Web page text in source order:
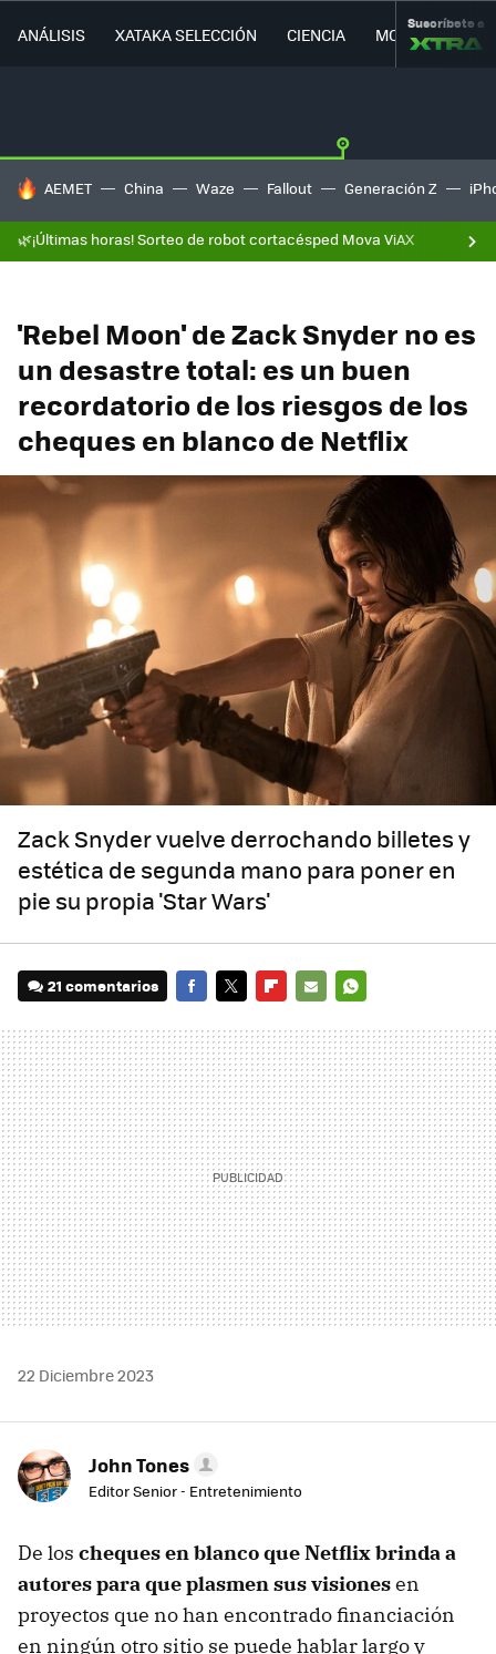
ANÁLISIS XATAKA SELECCIÓN CIENCIA MOVILIDAD
Suscríbete a
HOY SE HABLA DE
AEMET China Waze Fallout Generación Z
🌿¡Últimas horas! Sorteo de robot cortacésped Mova ViAX
'Rebel Moon' de Zack Snyder no es
un desastre total: es un buen
recordatorio de los riesgos de los
cheques en blanco de Netflix
Zack Snyder vuelve derrochando billetes y
estética de segunda mano para poner en
pie su propia 'Star Wars'
21 comentarios
MAIL
22 Diciembre 2023
John Tones
Editor Senior - Entretenimiento
De los cheques en blanco que Netflix brinda a
autores para que plasmen sus visionesen
proyectos que no han encontrado financiación
en ningún otro sitio se puede hablar largo y